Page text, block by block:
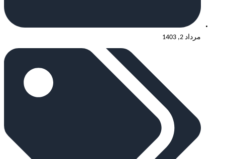
مرداد 2, 1403